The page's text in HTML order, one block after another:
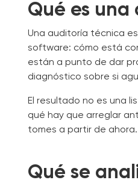
Qué es una
Una auditoría técnica
software: cómo está
están a punto de dar
diagnóstico sobre si
El resultado no es una
qué hay que arreglar
tomes a partir de ahora.
Qué se